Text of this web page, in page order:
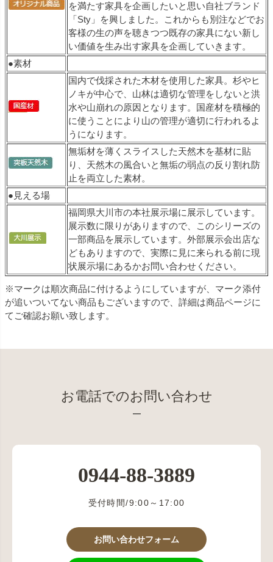
を満たす家具を企画したいと思い自社ブランド
「Sty」を興しました。これからも別注などでお
客様の生の声を聴きつつ既存の家具にない新し
い価値を生み出す家具を企画していきます。
●素材
国内で伐採された木材を使用した家具。杉やヒ
ノキが中心で、山林は適切な管理をしないと洪
水や山崩れの原因となります。国産材を積極的
に使うことにより山の管理が適切に行われるよ
うになります。
無垢材を薄くスライスした天然木を基材に貼
り、天然木の風合いと無垢の弱点の反り割れ防
止を両立した素材。
●見える場
福岡県大川市の本社展示場に展示しています。
展示数に限りがありますので、このシリーズの
一部商品を展示しています。外部展示会出店な
どもありますので、実際に見に来られる前に現
状展示場にあるかお問い合わせください。
※マークは順次商品に付けるようにしていますが、マーク添付
が追いついてない商品もございますので、詳細は商品ページに
てご確認お願い致します。
お電話でのお問い合わせ
0944-88-3889
受付時間/9:00～17:00
お問い合わせフォーム